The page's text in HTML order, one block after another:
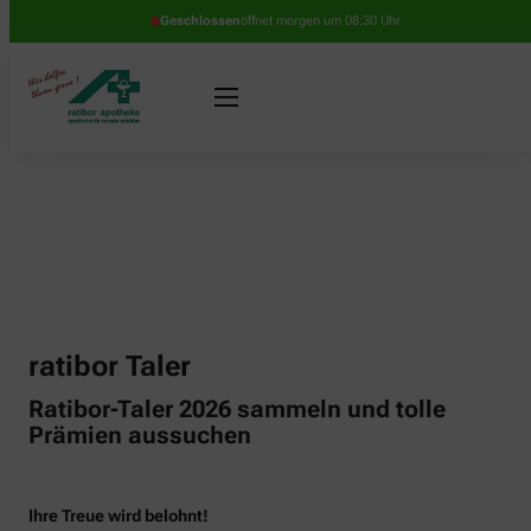
Geschlossenöffnet morgen um 08:30 Uhr
ratibor Taler
Ratibor-Taler 2026 sammeln und tolle
Prämien aussuchen
Ihre Treue wird belohnt!